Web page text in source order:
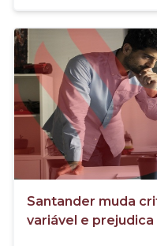
Santander muda
variável e prejudica